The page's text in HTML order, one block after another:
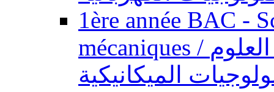
1ère année BAC -
mécaniques / السنة الأولى باكالوريا - العلوم
الميكانيكية